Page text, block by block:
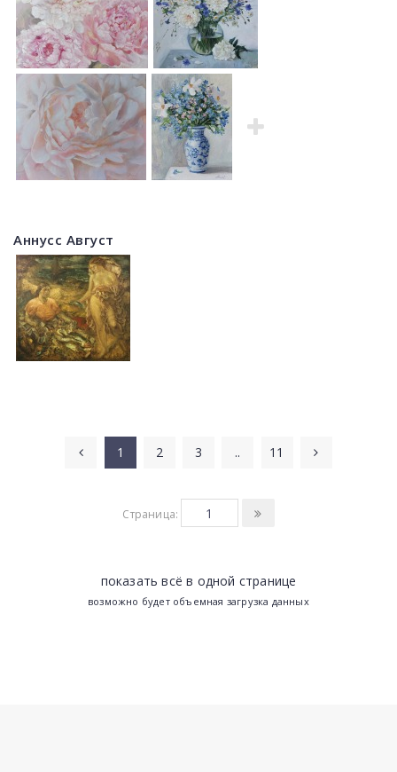
Аннусс Август
1 2 3 .. 11
Страница:
показать всё в одной странице
возможно будет объемная загрузка данных